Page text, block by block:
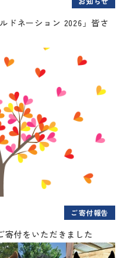
ドネーション 2026」皆さ
ご寄付報告
寄付をいただきました